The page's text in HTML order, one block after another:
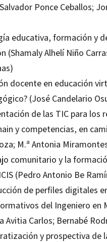
Ponce Ceballos;
educativa, formación y
(Shamaly Alhelí Niño
docente en educación
(José Candelario
de las TIC para los
y competencias, en
M.ª Antonia
comunitario y la
(Pedro Antonio Be
de perfiles digitales
del Ingeniero en
Avitia Carlos; Bernabé
y prospectiva